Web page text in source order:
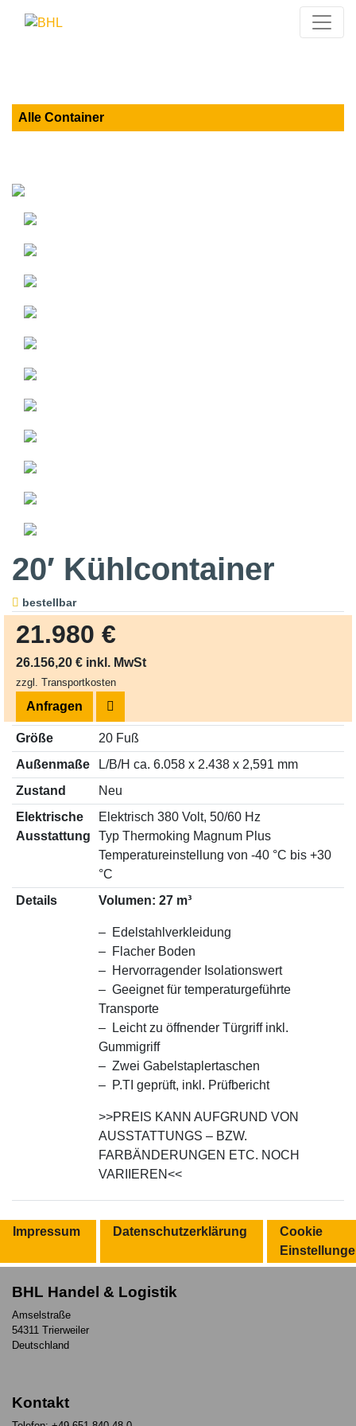
Alle Container
20′ Kühlcontainer
bestellbar
21.980 €
26.156,20 € inkl. MwSt
zzgl. Transportkosten
Anfragen
Größe
20 Fuß
Außenmaße
L/B/H ca. 6.058 x 2.438 x 2,591 mm
Zustand
Neu
Elektrische
Ausstattung
Elektrisch 380 Volt, 50/60 Hz
Typ Thermoking Magnum Plus
Temperatureinstellung von -40 °C bis +30
°C
Details
Volumen: 27 m³
– Edelstahlverkleidung
– Flacher Boden
– Hervorragender Isolationswert
– Geeignet für temperaturgeführte
Transporte
– Leicht zu öffnender Türgriff inkl.
Gummigriff
– Zwei Gabelstaplertaschen
– P.TI geprüft, inkl. Prüfbericht
>>PREIS KANN AUFGRUND VON
AUSSTATTUNGS – BZW.
FARBÄNDERUNGEN ETC. NOCH
VARIIEREN<<
Impressum Datenschutzerklärung
Cookie
BHL Handel & Logistik
Amselstraße
54311 Trierweiler
Deutschland
Kontakt